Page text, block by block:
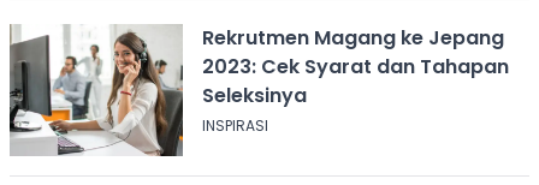
Rekrutmen Magang ke Jepang
2023: Cek Syarat dan Tahapan
Seleksinya
INSPIRASI